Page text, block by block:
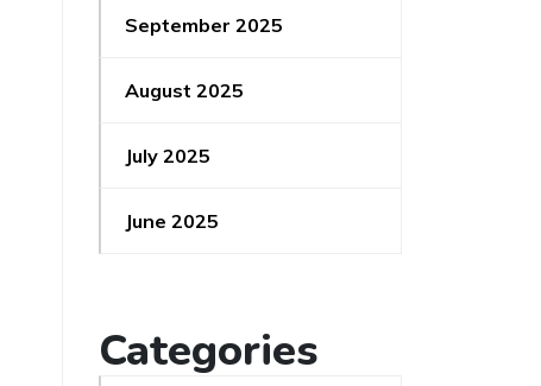
September 2025
August 2025
July 2025
June 2025
Categories